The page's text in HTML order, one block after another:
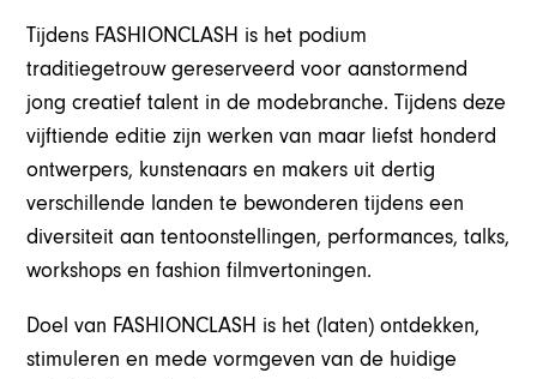
Tijdens FASHIONCLASH is het podium
traditiegetrouw gereserveerd voor aanstormend
jong creatief talent in de modebranche. Tijdens deze
vijftiende editie zijn werken van maar liefst honderd
ontwerpers, kunstenaars en makers uit dertig
verschillende landen te bewonderen tijdens een
diversiteit aan tentoonstellingen, performances, talks,
workshops en fashion filmvertoningen.
Doel van FASHIONCLASH is het (laten) ontdekken,
stimuleren en mede vormgeven van de huidige